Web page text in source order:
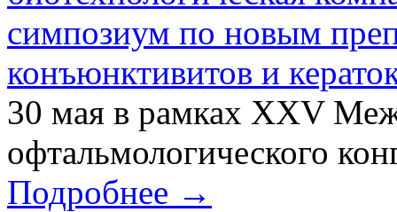
симпозиум по новым
конъюнктивитов и
30 мая в рамках XXV
офтальмологического
Подробнее →